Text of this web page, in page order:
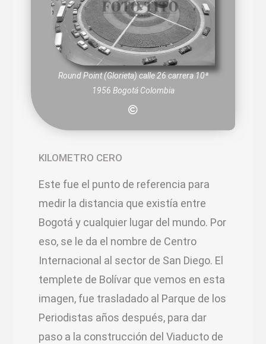
Round Point (Glorieta) calle 26 carrera 10ª
1956 Bogotá Colombia
KILOMETRO CERO
Este fue el punto de referencia para
medir la distancia que existía entre
Bogotá y cualquier lugar del mundo. Por
eso, se le da el nombre de Centro
Internacional al sector de San Diego. El
templete de Bolívar que vemos en esta
imagen, fue trasladado al Parque de los
Periodistas años después, para dar
paso a la construcción del Viaducto de